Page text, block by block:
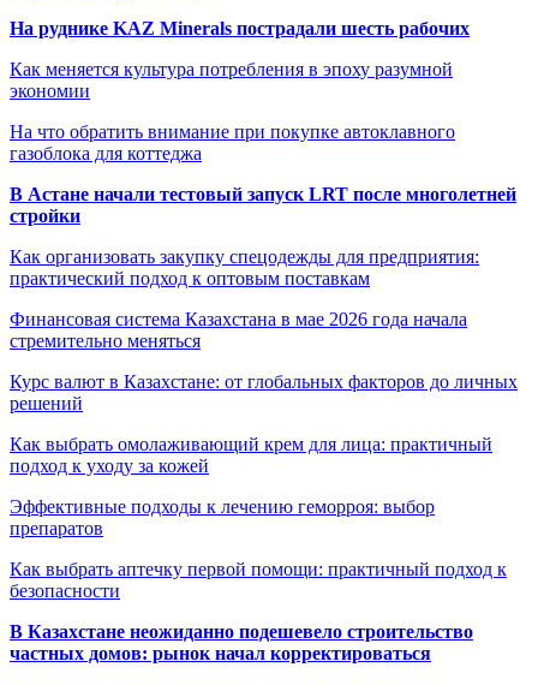
На руднике KAZ Minerals пострадали шесть рабочих
Как меняется культура потребления в эпоху разумной
экономии
На что обратить внимание при покупке автоклавного
газоблока для коттеджа
В Астане начали тестовый запуск LRT после многолетней
стройки
Как организовать закупку спецодежды для предприятия:
практический подход к оптовым поставкам
Финансовая система Казахстана в мае 2026 года начала
стремительно меняться
Курс валют в Казахстане: от глобальных факторов до личных
решений
Как выбрать омолаживающий крем для лица: практичный
подход к уходу за кожей
Эффективные подходы к лечению геморроя: выбор
препаратов
Как выбрать аптечку первой помощи: практичный подход к
безопасности
В Казахстане неожиданно подешевело строительство
частных домов: рынок начал корректироваться